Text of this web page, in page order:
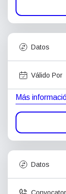
Datos
Válido Por
Más
Datos